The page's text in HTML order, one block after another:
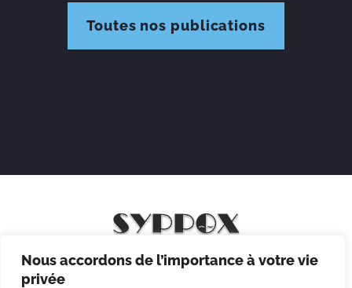
Nous accordons de l’importance à votre vie
privée
Toutes nos publications
Mentions légales